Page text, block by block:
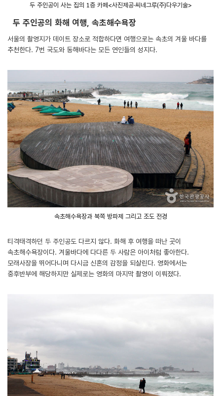
두 주인공이 사는 집의 1층 카페<사진제공·씨네그루(주)다우기술>
두 주인공의 화해 여행, 속초해수욕장
서울의 촬영지가 데이트 장소로 적합하다면 여행으로는 속초의 겨울 바다를
추천한다. 7번 국도와 동해바다는 모든 연인들의 성지다.
속초해수욕장과 북쪽 방파제 그리고 조도 전경
티격태격하던 두 주인공도 다르지 않다. 화해 후 여행을 떠난 곳이
속초해수욕장이다. 겨울바다에 다다른 두 사람은 아이처럼 좋아한다.
모래사장을 뛰어다니며 다시금 신혼의 감정을 되살린다. 영화에서는
중후반부에 해당하지만 실제로는 영화의 마지막 촬영이 이뤄졌다.